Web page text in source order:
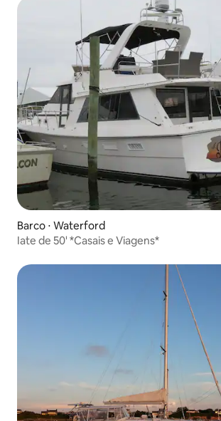
Barco ⋅ Waterford
Iate de 50' *Casais e Viagens*